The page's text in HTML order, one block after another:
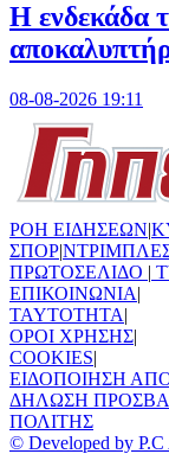
Η ενδεκάδα
08-08-2026 19:11
ΡΟΗ ΕΙΔΗΣΕΩΝ|
ΣΠΟΡ|
ΠΡΩΤΟΣΕΛΙΔΟ |
ΕΠΙΚΟΙΝΩΝΙΑ|
TAYTOTHTA|
ΟΡΟΙ ΧΡΗΣΗΣ|
COOKIES|
ΕΙΔΟΠΟΙΗΣΗ
ΔΗΛΩΣΗ
ΠΟΛΙΤΗΣ
© Developed by